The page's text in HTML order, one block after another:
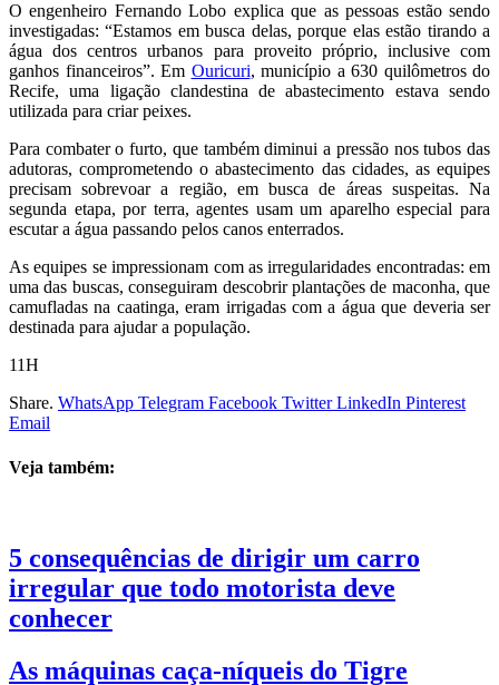
O engenheiro Fernando Lobo explica que as pessoas estão sendo
investigadas: “Estamos em busca delas, porque elas estão tirando a
água dos centros urbanos para proveito próprio, inclusive com
ganhos financeiros”. Em Ouricuri, município a 630 quilômetros do
Recife, uma ligação clandestina de abastecimento estava sendo
utilizada para criar peixes.
Para combater o furto, que também diminui a pressão nos tubos das
adutoras, comprometendo o abastecimento das cidades, as equipes
precisam sobrevoar a região, em busca de áreas suspeitas. Na
segunda etapa, por terra, agentes usam um aparelho especial para
escutar a água passando pelos canos enterrados.
As equipes se impressionam com as irregularidades encontradas: em
uma das buscas, conseguiram descobrir plantações de maconha, que
camufladas na caatinga, eram irrigadas com a água que deveria ser
destinada para ajudar a população.
11H
Share. WhatsApp Telegram Facebook Twitter LinkedIn Pinterest
Email
Veja também:
5 consequências de dirigir um carro
irregular que todo motorista deve
conhecer
As máquinas caça-níqueis do Tigre